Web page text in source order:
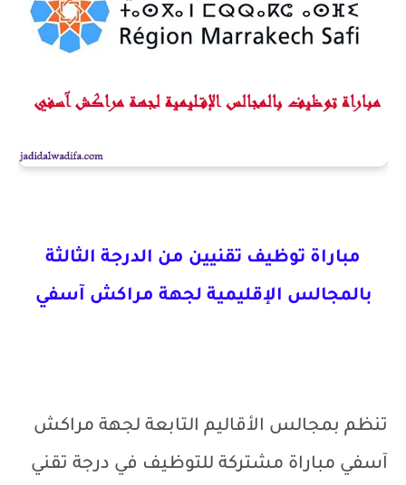
مباراة توظيف تقنيين من الدرجة الثالثة
بالمجالس الإقليمية لجهة مراكش آسفي
تنظم بمجالس الأقاليم التابعة لجهة مراكش
آسفي مباراة مشتركة للتوظيف في درجة تقني